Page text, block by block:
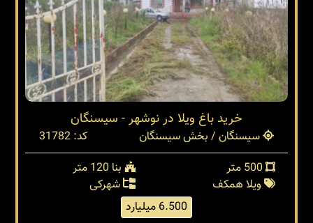
خرید باغ ویلا در نوشهر - سیسنگان
سیسنگان / بخش سیسنگان
کد: 31782
بنا 120 متر
ویلا همکف
شهرکی
6.500 میلیارد